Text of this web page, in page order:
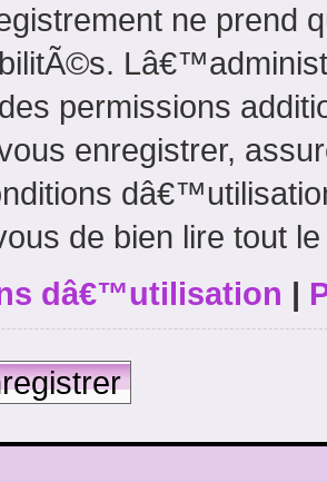
ne prend
permissions
enregistrer,
de bien lire tout
dâ€™utilisation |